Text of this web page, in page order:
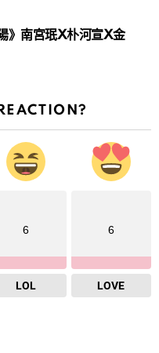
》南宮珉X朴河宣X金
6
LOL
6
LOVE